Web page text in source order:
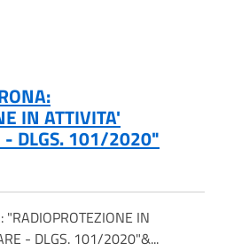
IN ATTIVITA'
- DLGS. 101/2020"
"RADIOPROTEZIONE IN
- DLGS. 101/2020"&...